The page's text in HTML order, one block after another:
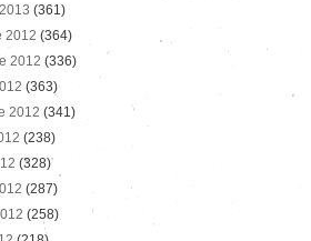
(361)
2012 (364)
2012 (336)
(363)
2012 (341)
(238)
(328)
(287)
(258)